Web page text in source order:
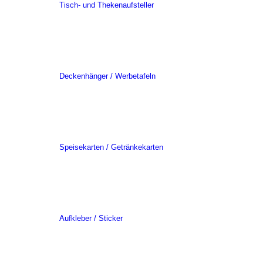
Tisch- und Thekenaufsteller
Deckenhänger / Werbetafeln
Speisekarten / Getränkekarten
Aufkleber / Sticker